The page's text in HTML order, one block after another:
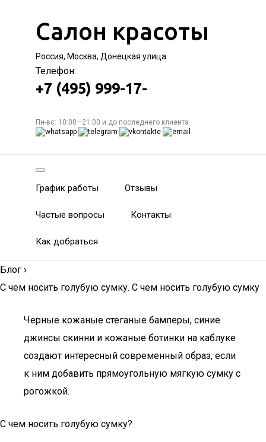
Салон красоты
Россия, Москва, Донецкая улица
Телефон:
+7 (495) 999-17-
Пн-вс: 10:00—21:00 и до последнего клиента
График работы Отзывы
Частые вопросы Контакты
Как добраться
Блог ›
С чем носить голубую сумку. С чем носить голубую сумку
Черные кожаные стеганые бамперы, синие
джинсы скинни и кожаные ботинки на каблуке
создают интересный современный образ, если
к ним добавить прямоугольную мягкую сумку с
рогожкой.
С чем носить голубую сумку?